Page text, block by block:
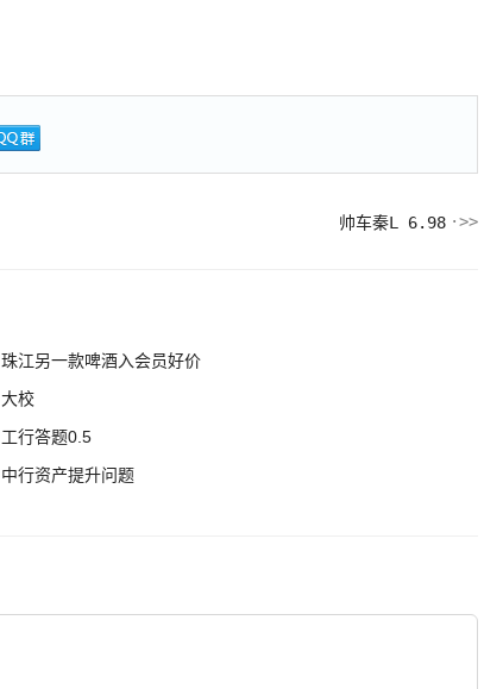
帅车秦L 6.98
珠江另一款啤酒入会员好价
大校
工行答题0.5
中行资产提升问题